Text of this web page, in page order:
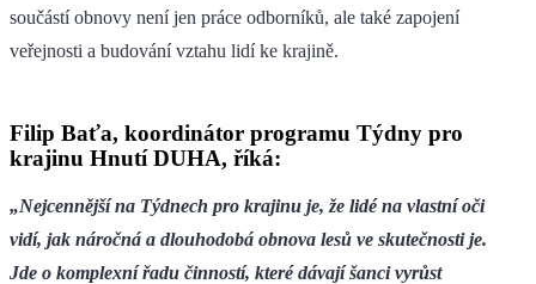
součástí obnovy není jen práce odborníků, ale také zapojení
veřejnosti a budování vztahu lidí ke krajině.
Filip Baťa, koordinátor programu Týdny pro
krajinu Hnutí DUHA, říká:
„Nejcennější na Týdnech pro krajinu je, že lidé na vlastní oči
vidí, jak náročná a dlouhodobá obnova lesů ve skutečnosti je.
Jde o komplexní řadu činností, které dávají šanci vyrůst